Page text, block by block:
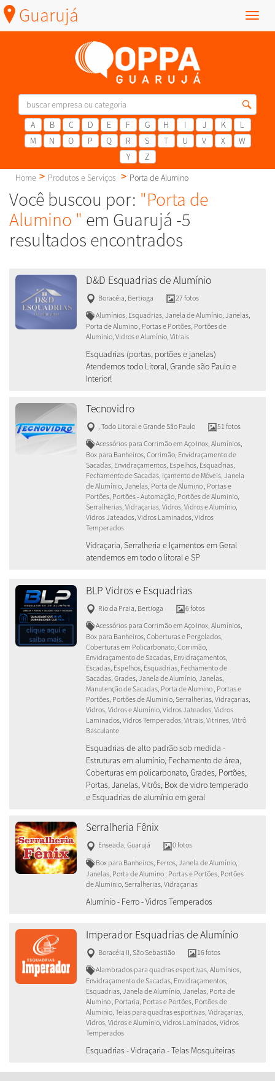
Menu
Guarujá
A B C D E F G H I J K
L
M
N O P Q R S T U V X
W
Y
Z
Home
Produtos e Serviços Porta de Alumino
Você buscou por: "Porta de
Alumino " em Guarujá -5
resultados encontrados
D&D Esquadrias de Alumínio
Boracéia Bertioga
27 fotos
Alumínios, Esquadrias, Janela de Alumínio, Janelas,
Porta de Alumino , Portas e Portões, Portões de
Aluminio, Vidros e Alumínio, Vitrais
Esquadrias (portas, portões e janelas)
Atendemos todo Litoral, Grande são Paulo e
Interior!
Tecnovidro
Todo Litoral e Grande São Paulo
51 fotos
Acessórios para Corrimão em Aço Inox, Alumínios,
Box para Banheiros, Corrimão, Envidraçamento de
Sacadas, Envidraçamentos, Espelhos, Esquadrias,
Fechamento de Sacadas, Içamento de Móveis, Janela
de Alumínio, Janelas, Porta de Alumino , Portas e
Portões, Portões - Automação, Portões de Aluminio,
Serralherias, Vidraçarias, Vidros, Vidros e Alumínio,
Vidros Jateados, Vidros Laminados, Vidros
Temperados
Vidraçaria, Serralheria e Içamentos em Geral
atendemos em todo o litoral e SP
BLP Vidros e Esquadrias
Rio da Praia, Bertioga
6 fotos
Acessórios para Corrimão em Aço Inox, Alumínios,
Box para Banheiros, Coberturas e Pergolados,
Coberturas em Policarbonato, Corrimão,
Envidraçamento de Sacadas, Envidraçamentos,
Escadas, Espelhos, Esquadrias, Fechamento de
Sacadas, Grades, Janela de Alumínio, Janelas,
Manutenção de Sacadas, Porta de Alumino , Portas e
Portões, Portões de Aluminio, Serralherias, Vidraçarias,
Vidros, Vidros e Alumínio, Vidros Jateados, Vidros
Laminados, Vidros Temperados, Vitrais, Vitrines, Vitrô
Basculante
Esquadrias de alto padrão sob medida -
Estruturas em alumínio, Fechamento de área,
Coberturas em policarbonato, Grades, Portões,
Portas, Janelas, Vitrôs, Box de vidro temperado
e Esquadrias de alumínio em geral
Serralheria Fênix
Enseada, Guarujá
0 fotos
Box para Banheiros, Ferros, Janela de Alumínio,
Janelas, Porta de Alumino , Portas e Portões, Portões
de Aluminio, Serralherias, Vidraçarias
Alumínio - Ferro - Vidros Temperados
Imperador Esquadrias de Alumínio
Boracéia II São Sebastião
16 fotos
Alambrados para quadras esportivas, Alumínios,
Envidraçamento de Sacadas, Envidraçamentos,
Esquadrias, Janela de Alumínio, Janelas, Porta de
Alumino , Portaria, Portas e Portões, Portões de
Aluminio, Telas para quadras esportivas, Vidraçarias,
Vidros, Vidros e Alumínio, Vidros Laminados, Vidros
Temperados
Esquadrias - Vidraçaria - Telas Mosquiteiras